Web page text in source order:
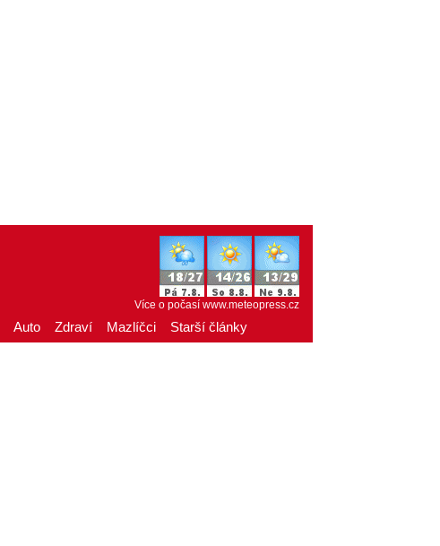
Více o počasí www.meteopress.cz
Auto Zdraví Mazlíčci Starší články